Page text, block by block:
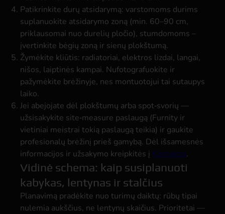
Patikrinkite durų atsidarymą: varstomoms durims
suplanuokite atsidarymo zoną (min. 60–90 cm,
priklausomai nuo durelių pločio), stumdomoms –
įvertinkite bėgių zoną ir sienų plokštumą.
Žymėkite kliūtis: radiatoriai, elektros lizdai, langai,
nišos, laiptinės kampai. Nufotografuokite ir
pažymėkite brėžinyje, nes montuotojui tai sutaupys
laiko.
Jei abejojate dėl plokštumų arba spot‑svorių —
užsisakykite site‑measure paslaugą (Furnity ir
vietiniai meistrai tokią paslaugą teikia) ir gaukite
profesionalų brėžinį prieš gamybą. Dėl išsamesnės
informacijos ir užsakymo kreipkitės į Kontaktai.
Vidinė schema: kaip susiplanuoti
kabykas, lentynas ir stalčius
Planavimą pradėkite nuo turimų daiktų: rūbų tipai
nulemia aukščius, ne lentynų skaičius. Prioritetai —